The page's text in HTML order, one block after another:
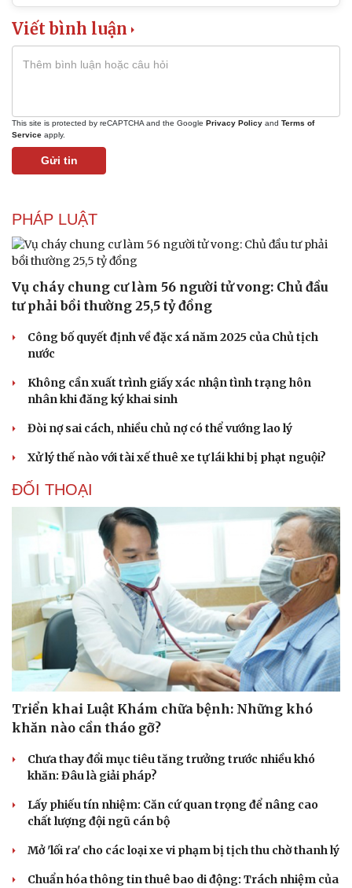
Doanh nghiệp 24h
Doanh nhân
Vì cộng đồng
Tin Công nghệ
Dinh dưỡng - món ngon
Sản phụ khoa
Nhi khoa
Nam khoa
Làm đẹp - giảm cân
Phòng mạch online
Ăn sạch sống khỏe
Nhà đẹp
Tình yêu - Gia đình
Văn hóa
Sân khấu - Điện ảnh
Âm nhạc
Di sản
Giải trí
Sao Việt
Viết bình luận
This site is protected by reCAPTCHA and the Google Privacy Policy and Terms of
Service apply.
Gửi tin
PHÁP LUẬT
Vụ cháy chung cư làm 56 người tử vong: Chủ đầu
tư phải bồi thường 25,5 tỷ đồng
Công bố quyết định về đặc xá năm 2025 của Chủ tịch
nước
Không cần xuất trình giấy xác nhận tình trạng hôn
nhân khi đăng ký khai sinh
Đòi nợ sai cách, nhiều chủ nợ có thể vướng lao lý
Xử lý thế nào với tài xế thuê xe tự lái khi bị phạt nguội?
ĐỐI THOẠI
Triển khai Luật Khám chữa bệnh: Những khó
khăn nào cần tháo gỡ?
Chưa thay đổi mục tiêu tăng trưởng trước nhiều khó
khăn: Đâu là giải pháp?
Lấy phiếu tín nhiệm: Căn cứ quan trọng để nâng cao
chất lượng đội ngũ cán bộ
Mở 'lối ra' cho các loại xe vi phạm bị tịch thu chờ thanh lý
Chuẩn hóa thông tin thuê bao di động: Trách nhiệm của